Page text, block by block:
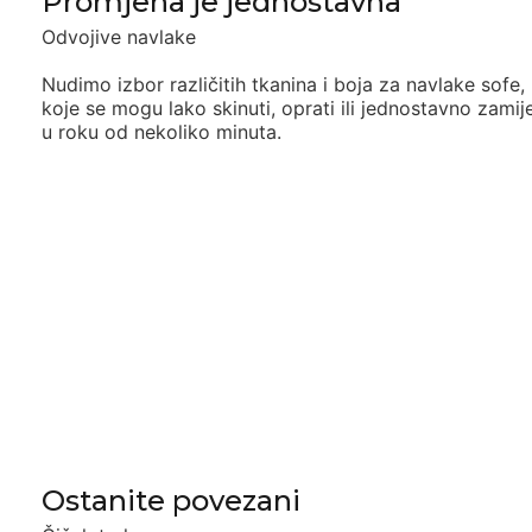
Odvojive navlake
Nudimo izbor različitih tkanina i boja za navlake sofe,
koje se mogu lako skinuti, oprati ili jednostavno
u roku od nekoliko minuta.
Ostanite povezani